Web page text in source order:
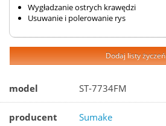
Wygładzanie ostrych krawędzi
Usuwanie i polerowanie rys
Dodaj listy życzeń
model ST-7734FM
producent Sumake